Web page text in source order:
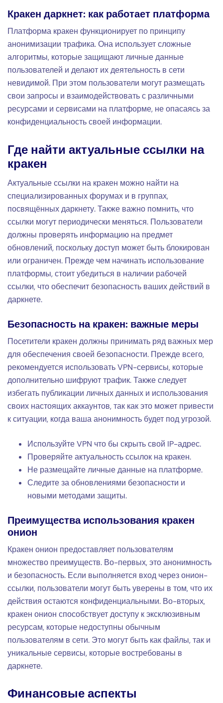
Кракен даркнет: как работает платформа
Платформа кракен функционирует по принципу
анонимизации трафика. Она использует сложные
алгоритмы, которые защищают личные данные
пользователей и делают их деятельность в сети
невидимой. При этом пользователи могут размещать
свои запросы и взаимодействовать с различными
ресурсами и сервисами на платформе, не опасаясь за
конфиденциальность своей информации.
Где найти актуальные ссылки на
кракен
Актуальные ссылки на кракен можно найти на
специализированных форумах и в группах,
посвящённых даркнету. Также важно помнить, что
ссылки могут периодически меняться. Пользователи
должны проверять информацию на предмет
обновлений, поскольку доступ может быть блокирован
или ограничен. Прежде чем начинать использование
платформы, стоит убедиться в наличии рабочей
ссылки, что обеспечит безопасность ваших действий в
даркнете.
Безопасность на кракен: важные меры
Посетители кракен должны принимать ряд важных мер
для обеспечения своей безопасности. Прежде всего,
рекомендуется использовать VPN-сервисы, которые
дополнительно шифруют трафик. Также следует
избегать публикации личных данных и использования
своих настоящих аккаунтов, так как это может привести
к ситуации, когда ваша анонимность будет под угрозой.
Используйте VPN что бы скрыть свой IP-адрес.
Проверяйте актуальность ссылок на кракен.
Не размещайте личные данные на платформе.
Следите за обновлениями безопасности и
новыми методами защиты.
Преимущества использования кракен
онион
Кракен онион предоставляет пользователям
множество преимуществ. Во-первых, это анонимность
и безопасность. Если выполняется вход через онион-
ссылки, пользователи могут быть уверены в том, что их
действия остаются конфиденциальными. Во-вторых,
кракен онион способствует доступу к эксклюзивным
ресурсам, которые недоступны обычным
пользователям в сети. Это могут быть как файлы, так и
уникальные сервисы, которые востребованы в
даркнете.
Финансовые аспекты